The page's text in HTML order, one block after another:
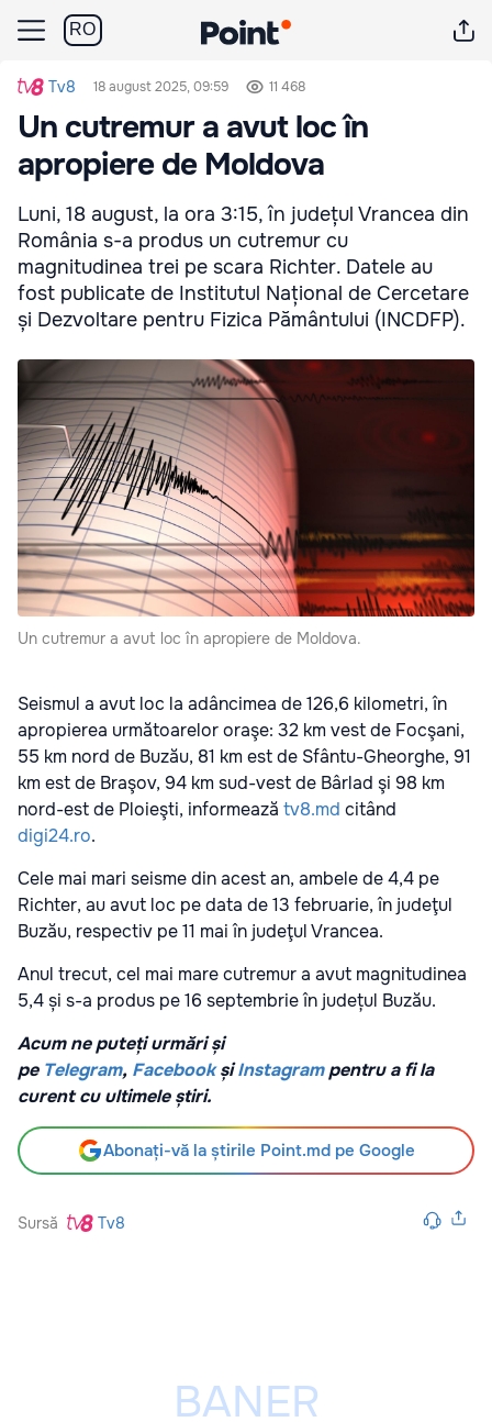
RO
Tv8 18 august 2025, 09:59 11 468
Un cutremur a avut loc în
apropiere de Moldova
Luni, 18 august, la ora 3:15, în județul Vrancea din
România s-a produs un cutremur cu
magnitudinea trei pe scara Richter. Datele au
fost publicate de Institutul Național de Cercetare
și Dezvoltare pentru Fizica Pământului (INCDFP).
Un cutremur a avut loc în apropiere de Moldova.
Seismul a avut loc la adâncimea de 126,6 kilometri, în
apropierea următoarelor oraşe: 32 km vest de Focşani,
55 km nord de Buzău, 81 km est de Sfântu-Gheorghe, 91
km est de Braşov, 94 km sud-vest de Bârlad şi 98 km
nord-est de Ploieşti, informează tv8.md citând
digi24.ro.
Cele mai mari seisme din acest an, ambele de 4,4 pe
Richter, au avut loc pe data de 13 februarie, în judeţul
Buzău, respectiv pe 11 mai în judeţul Vrancea.
Anul trecut, cel mai mare cutremur a avut magnitudinea
5,4 și s-a produs pe 16 septembrie în județul Buzău.
Acum ne puteți urmări și
pe Telegram, Facebook șiInstagrampentru a fi la
curent cu ultimele știri.
Abonați-vă la știrile Point.md pe Google
Sursă Tv8